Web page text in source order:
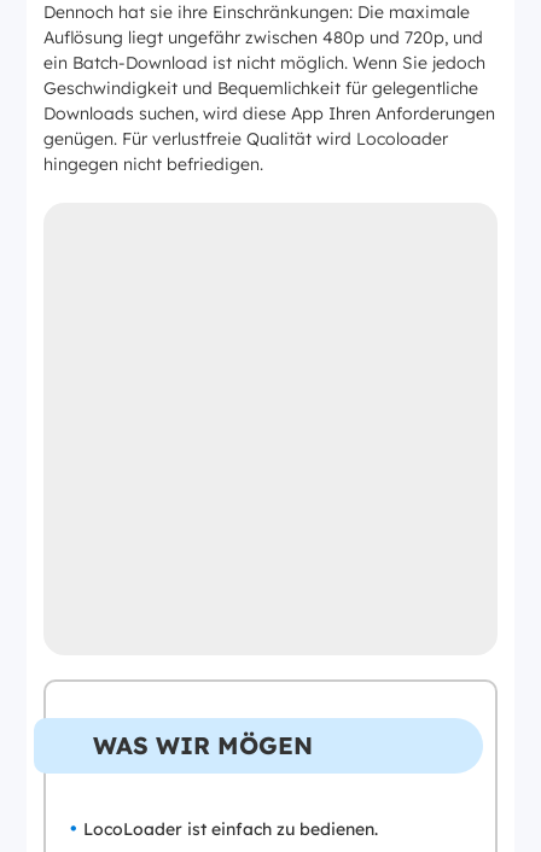
Dennoch hat sie ihre Einschränkungen: Die maximale
Auflösung liegt ungefähr zwischen 480p und 720p, und
ein Batch-Download ist nicht möglich. Wenn Sie jedoch
Geschwindigkeit und Bequemlichkeit für gelegentliche
Downloads suchen, wird diese App Ihren Anforderungen
genügen. Für verlustfreie Qualität wird Locoloader
hingegen nicht befriedigen.
WAS WIR MÖGEN
LocoLoader ist einfach zu bedienen.